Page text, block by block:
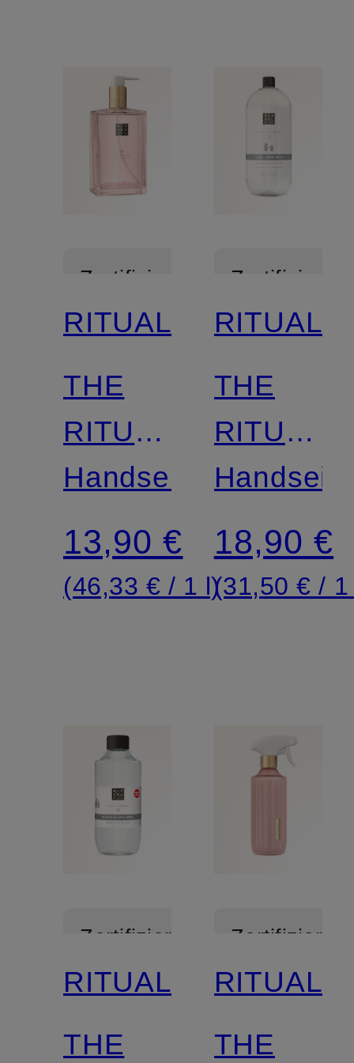
Zertifiziert
RITUALS
THE
RITUAL
OF
SAKURA
Handseife
13,90 €
(46,33 € / 1 l)
Zertifiziert
RITUALS
THE
RITUAL
OF
SAKURA
REFILL
Handseife
18,90 €
(31,50 € /
Zertifiziert
RITUALS
THE
Zertifiziert
RITUALS
THE